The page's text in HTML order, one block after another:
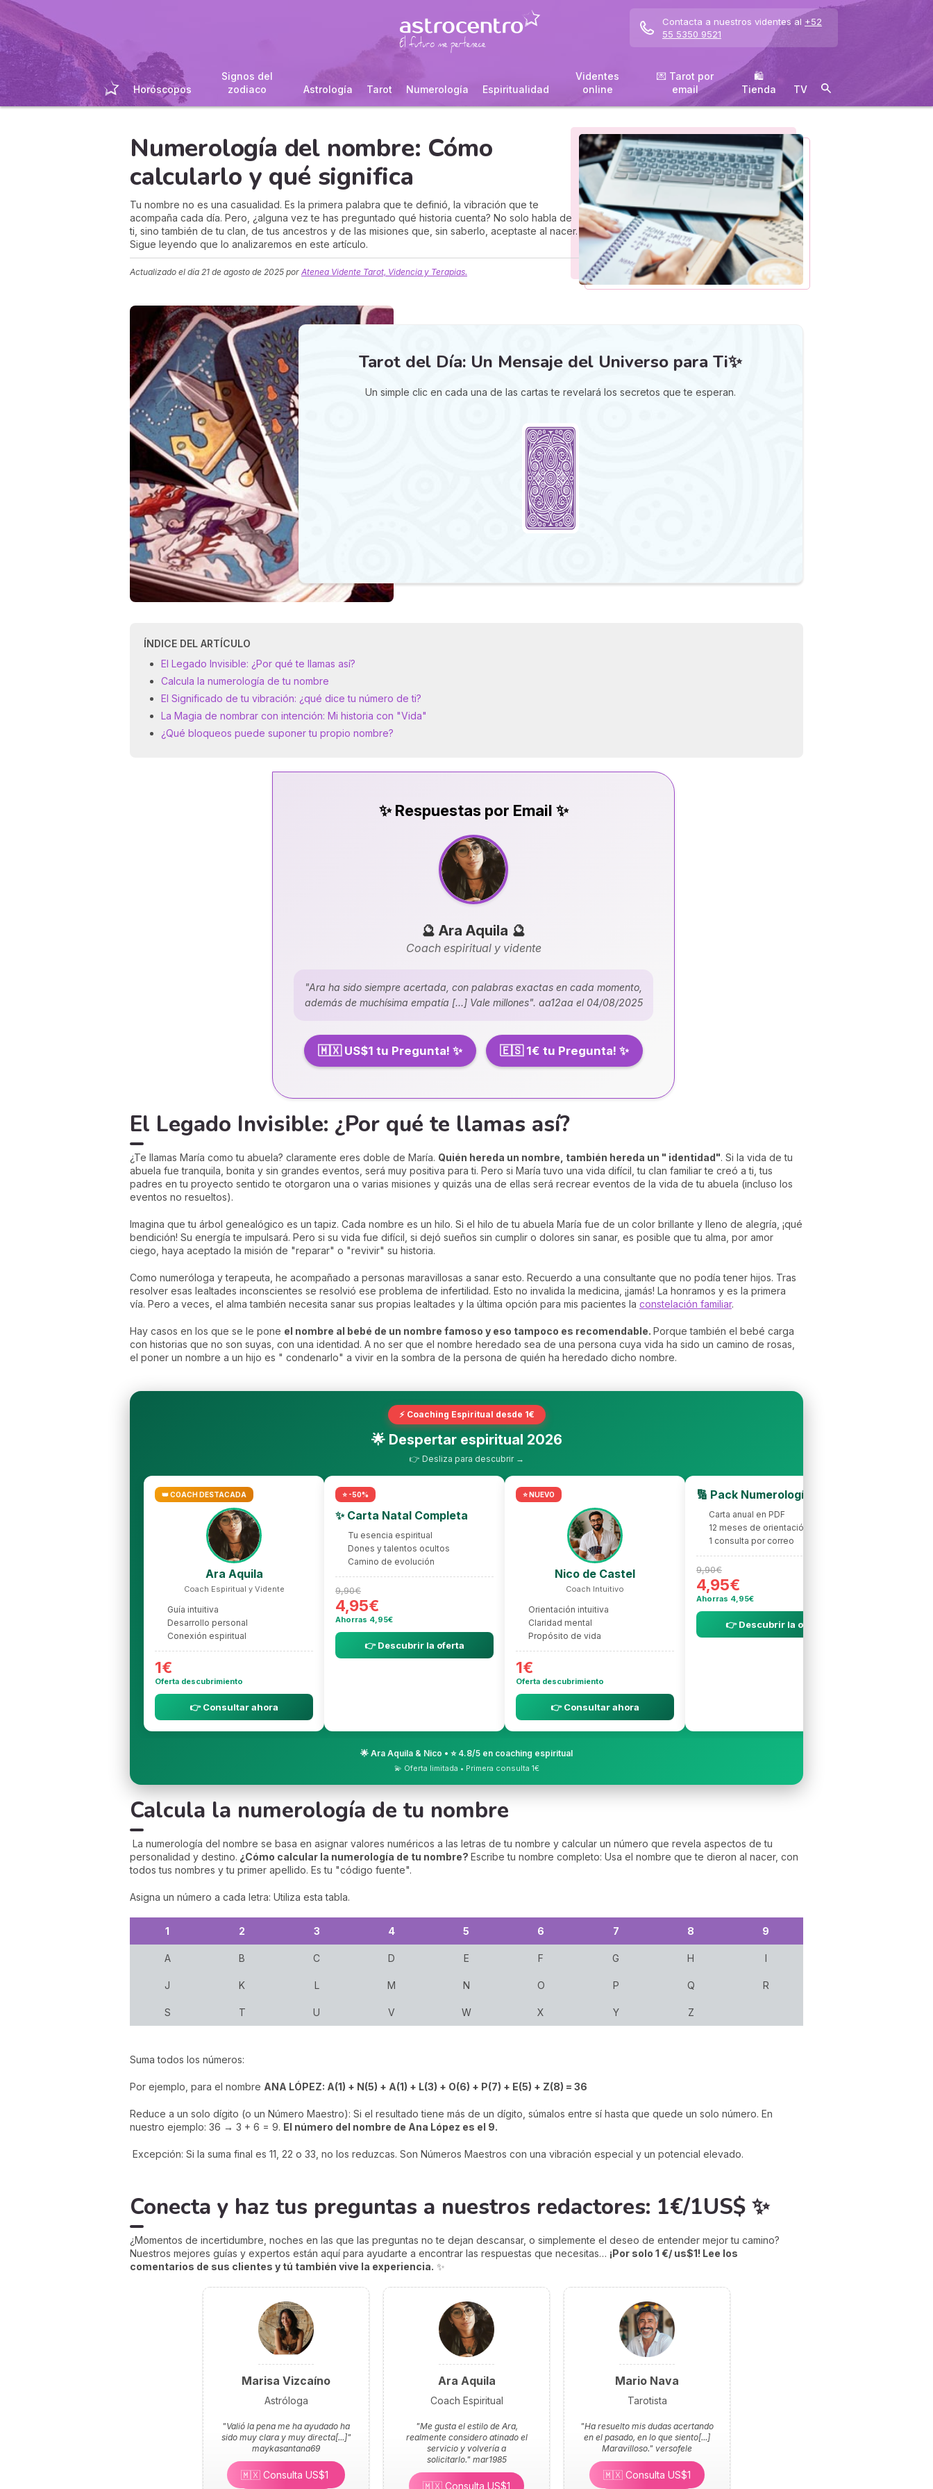
Contacta a nuestros videntes al +52
55 5350 9521
Horóscopos
Signos del
zodiaco
Astrología Tarot Numerología Espiritualidad
Videntes
online
💌 Tarot por
email
🛍
️Tienda
TV
Numerología del nombre: Cómo
calcularlo y qué significa
Tu nombre no es una casualidad. Es la primera palabra que te definió, la vibración que te
acompaña cada día. Pero, ¿alguna vez te has preguntado qué historia cuenta? No solo habla de
ti, sino también de tu clan, de tus ancestros y de las misiones que, sin saberlo, aceptaste al nacer.
Sigue leyendo que lo analizaremos en este artículo.
Actualizado el día 21 de agosto de 2025 por Atenea Vidente Tarot, Videncia y Terapias.
Tarot del Día: Un Mensaje del Universo para Ti✨
Un simple clic en cada una de las cartas te revelará los secretos que te esperan.
ÍNDICE DEL ARTÍCULO
El Legado Invisible: ¿Por qué te llamas así?
Calcula la numerología de tu nombre
El Significado de tu vibración: ¿qué dice tu número de ti?
La Magia de nombrar con intención: Mi historia con "Vida"
¿Qué bloqueos puede suponer tu propio nombre?
✨ Respuestas por Email ✨
🔮 Ara Aquila 🔮
Coach espiritual y vidente
"Ara ha sido siempre acertada, con palabras exactas en cada momento,
además de muchísima empatía [...] Vale millones". aa12aa el 04/08/2025
🇲🇽 US$1 tu Pregunta! ✨ 🇪🇸 1€ tu Pregunta! ✨
El Legado Invisible: ¿Por qué te llamas así?
¿Te llamas María como tu abuela? claramente eres doble de María. Quién hereda un nombre, también hereda un " identidad". Si la vida de tu
abuela fue tranquila, bonita y sin grandes eventos, será muy positiva para ti. Pero si María tuvo una vida difícil, tu clan familiar te creó a ti, tus
padres en tu proyecto sentido te otorgaron una o varias misiones y quizás una de ellas será recrear eventos de la vida de tu abuela (incluso los
eventos no resueltos).
Imagina que tu árbol genealógico es un tapiz. Cada nombre es un hilo. Si el hilo de tu abuela María fue de un color brillante y lleno de alegría, ¡qué
bendición! Su energía te impulsará. Pero si su vida fue difícil, si dejó sueños sin cumplir o dolores sin sanar, es posible que tu alma, por amor
ciego, haya aceptado la misión de "reparar" o "revivir" su historia.
Como numeróloga y terapeuta, he acompañado a personas maravillosas a sanar esto. Recuerdo a una consultante que no podía tener hijos. Tras
resolver esas lealtades inconscientes se resolvió ese problema de infertilidad. Esto no invalida la medicina, ¡jamás! La honramos y es la primera
vía. Pero a veces, el alma también necesita sanar sus propias lealtades y la última opción para mis pacientes la constelación familiar.
Hay casos en los que se le pone el nombre al bebé de un nombre famoso y eso tampoco es recomendable. Porque también el bebé carga
con historias que no son suyas, con una identidad. A no ser que el nombre heredado sea de una persona cuya vida ha sido un camino de rosas,
el poner un nombre a un hijo es " condenarlo" a vivir en la sombra de la persona de quién ha heredado dicho nombre.
⚡ Coaching Espiritual desde 1€
🌟 Despertar espiritual 2026
👉 Desliza para descubrir →
👑 COACH DESTACADA
Ara Aquila
Coach Espiritual y Vidente
Guía intuitiva
Desarrollo personal
Conexión espiritual
1€
Oferta descubrimiento
👉 Consultar ahora
⭐ -50%
✨ Carta Natal Completa
Tu esencia espiritual
Dones y talentos ocultos
Camino de evolución
9,90€
4,95€
Ahorras 4,95€
👉 Descubrir la oferta
⭐ NUEVO
Nico de Castel
Coach Intuitivo
Orientación intuitiva
Claridad mental
Propósito de vida
1€
Oferta descubrimiento
👉 Consultar ahora
🔢 Pack Numerología 2026
Carta anual en PDF
12 meses de orientación
1 consulta por correo
9,90€
4,95€
Ahorras 4,95€
👉 Descubrir la oferta
🌟 Ara Aquila & Nico • ⭐ 4.8/5 en coaching espiritual
💫 Oferta limitada • Primera consulta 1€
Calcula la numerología de tu nombre
La numerología del nombre se basa en asignar valores numéricos a las letras de tu nombre y calcular un número que revela aspectos de tu
personalidad y destino. ¿Cómo calcular la numerología de tu nombre? Escribe tu nombre completo: Usa el nombre que te dieron al nacer, con
todos tus nombres y tu primer apellido. Es tu "código fuente".
Asigna un número a cada letra: Utiliza esta tabla.
1 2 3 4 5 6 7 8 9
A B C D E F G H I
J K L M N O P Q R
S T U V W X Y Z
Suma todos los números:
Por ejemplo, para el nombre ANA LÓPEZ: A(1) + N(5) + A(1) + L(3) + O(6) + P(7) + E(5) + Z(8) = 36
Reduce a un solo dígito (o un Número Maestro): Si el resultado tiene más de un dígito, súmalos entre sí hasta que quede un solo número. En
nuestro ejemplo: 36 → 3 + 6 = 9. El número del nombre de Ana López es el 9.
Excepción: Si la suma final es 11, 22 o 33, no los reduzcas. Son Números Maestros con una vibración especial y un potencial elevado.
Conecta y haz tus preguntas a nuestros redactores: 1€/1US$ ✨
¿Momentos de incertidumbre, noches en las que las preguntas no te dejan descansar, o simplemente el deseo de entender mejor tu camino?
Nuestros mejores guías y expertos están aquí para ayudarte a encontrar las respuestas que necesitas… ¡Por solo 1 €/ us$1! Lee los
comentarios de sus clientes y tú también vive la experiencia. ✨
Marisa Vizcaíno
Astróloga
"Valió la pena me ha ayudado ha
sido muy clara y muy directa[...]"
maykasantana69
🇲🇽 Consulta US$1
Ara Aquila
Coach Espiritual
"Me gusta el estilo de Ara,
realmente considero atinado el
servicio y volvería a
solicitarlo." mar1985
🇲🇽 Consulta US$1
Mario Nava
Tarotista
"Ha resuelto mis dudas acertando
en el pasado, en lo que siento[...]
Maravilloso." versofele
🇲🇽 Consulta US$1